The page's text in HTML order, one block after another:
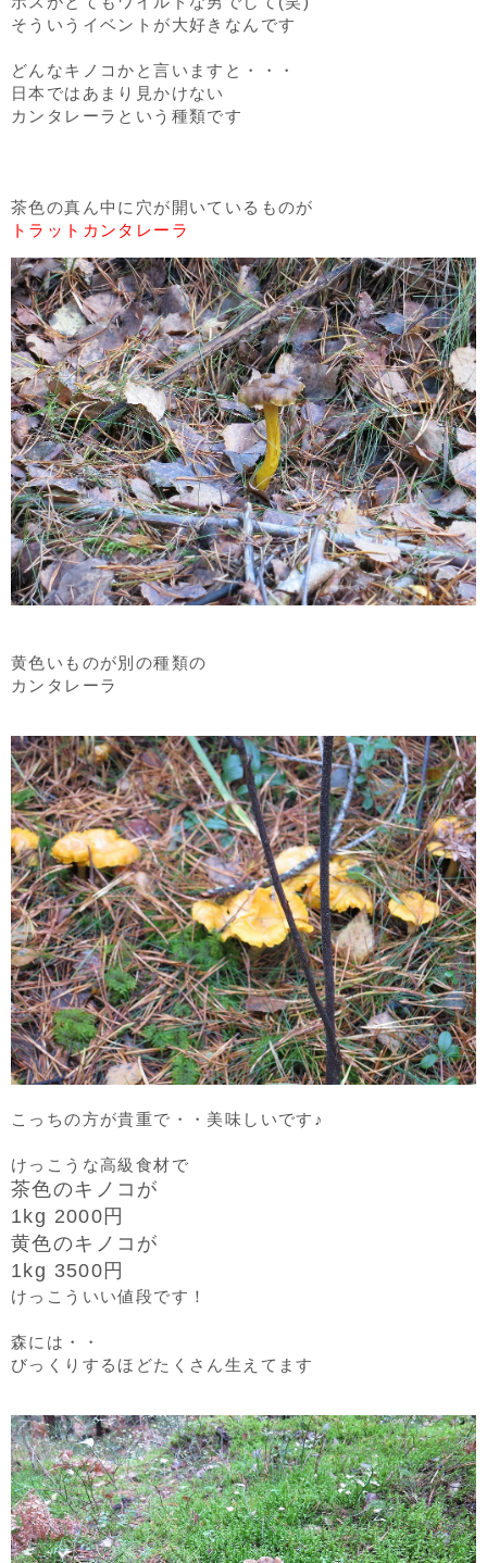
そういうイベントが大好きなんです
どんなキノコかと言いますと・・・
日本ではあまり見かけない
カンタレーラという種類です
茶色の真ん中に穴が開いているものが
トラットカンタレーラ
黄色いものが別の種類の
カンタレーラ
こっちの方が貴重で・・美味しいです♪
けっこうな高級食材で
茶色のキノコが
1kg 2000円
黄色のキノコが
1kg 3500円
けっこういい値段です！
森には・・
びっくりするほどたくさん生えてます